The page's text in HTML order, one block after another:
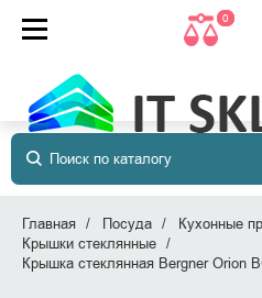
0
Главная Посуда Кухонные
Крышки стеклянные
Крышка стеклянная Bergner Orion